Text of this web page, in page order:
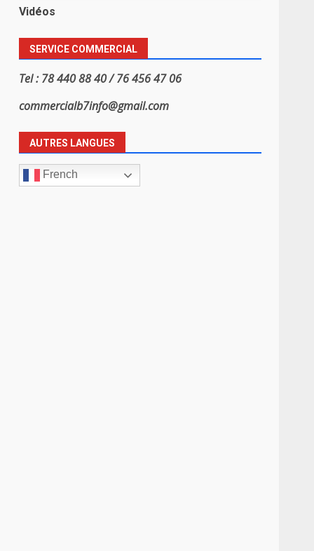
Vidéos
SERVICE COMMERCIAL
Tel : 78 440 88 40 / 76 456 47 06
commercialb7info@gmail.com
AUTRES LANGUES
French